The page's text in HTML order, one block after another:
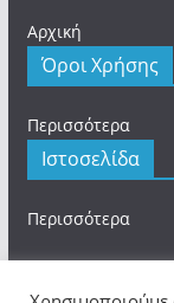
Αρχική
Όροι Χρήσης
Περισσότερα
Ιστοσελίδα
Περισσότερα